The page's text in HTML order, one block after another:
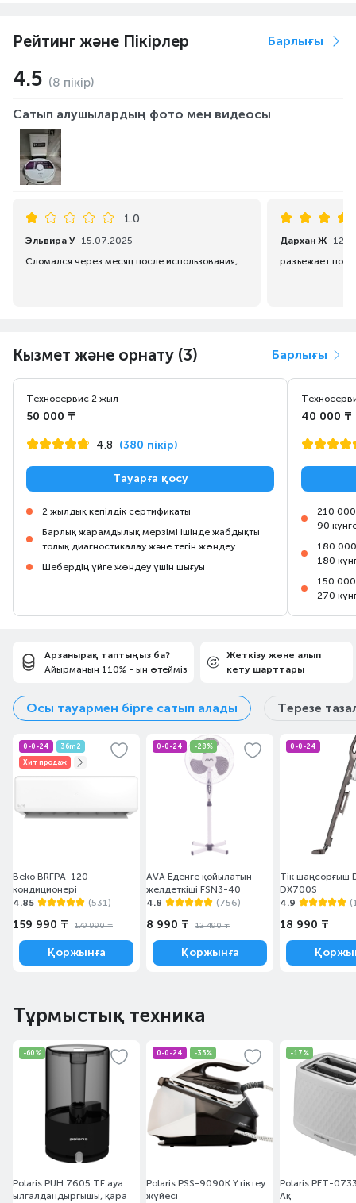
Рейтинг және Пікірлер Барлығы
4.5 (8 пікір)
Сатып алушылардың фото мен видеосы
1.0
Эльвира У
15.07.2025
Сломался через месяц после использования, проблема с подачей воды, плохо моет полы
Дархан Ж
Кызмет және орнату (3) Барлығы
Техносервис 2 жыл
50 000 ₸
4.8 (380 пікір)
Тауарға қосу
2 жылдық кепілдік сертификаты
Барлық жарамдылық мерзімі ішінде жабдықты
толық диагностикалау және тегін жөндеу
Шебердің үйге жөндеу үшін шығуы
40 000 ₸
210 000
90
180 000
180
150 000
270
Арзанырақ таптыңыз ба?
Айырманың 110% - ын өтейміз
Жеткізу және алып
кету шарттары
Осы тауармен бірге сатып алады Терезе
0-0-24
36m2
Хит продаж
Beko BRFPA-120
кондиционері
4.85
(531)
159 990 ₸ 179 990 ₸
Қоржынға
0-0-24 -28%
AVA Еденге қойылатын
желдеткіші FSN3-40
4.8
(756)
8 990 ₸ 12 490 ₸
Қоржынға
0-0-24
Тік шаңсорғыш
DX700S
4.9
18 990 ₸
Тұрмыстық техника
-60%
Polaris PUH 7605 TF ауа
ылғалдандырғышы, қара
0-0-24 -35%
Polaris PSS-9090K Үтіктеу
жүйесі
-17%
Polaris PET-
Ақ